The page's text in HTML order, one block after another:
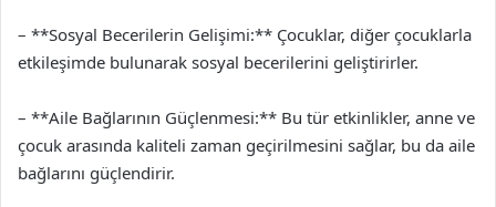
– **Sosyal Becerilerin Gelişimi:** Çocuklar, diğer çocuklarla
etkileşimde bulunarak sosyal becerilerini geliştirirler.
– **Aile Bağlarının Güçlenmesi:** Bu tür etkinlikler, anne ve
çocuk arasında kaliteli zaman geçirilmesini sağlar, bu da aile
bağlarını güçlendirir.